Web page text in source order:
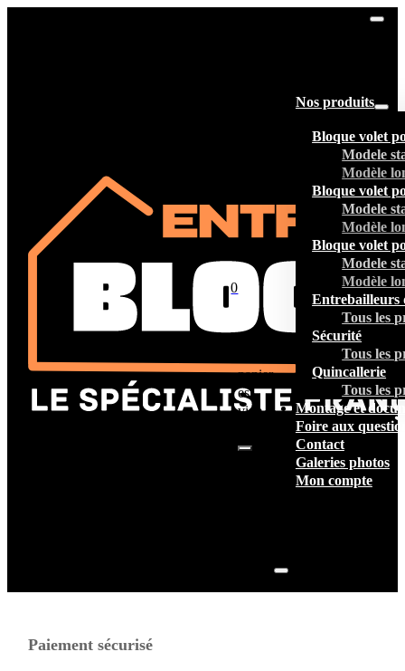
Nos produits
Bloque volet
Modele
Modèle
Bloque volet
Modele
Modèle
Bloque volet
Modele
Modèle
Entrebailleurs
Tous les
Sécurité
Tous les
Quincallerie
Tous les
Montage et
Foire aux
Contact
Galeries photos
Mon compte
0
panier
est
vide.
Paiement sécurisé